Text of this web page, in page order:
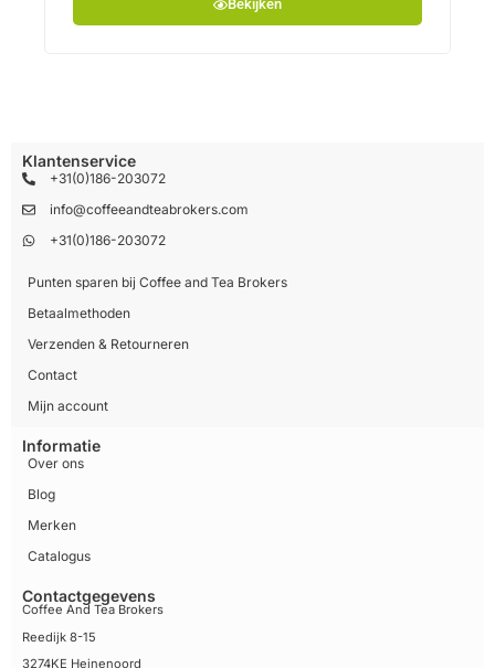
Bekijken
Klantenservice
+31(0)186-203072
info@coffeeandteabrokers.com
+31(0)186-203072
Punten sparen bij Coffee and Tea Brokers
Betaalmethoden
Verzenden & Retourneren
Contact
Mijn account
Informatie
Over ons
Blog
Merken
Catalogus
Contactgegevens
Coffee And Tea Brokers
Reedijk 8-15
3274KE Heinenoord